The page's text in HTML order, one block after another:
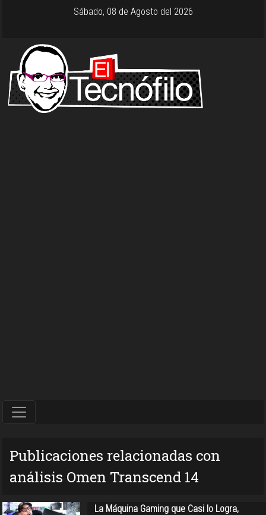
Sábado, 08 de Agosto del 2026
Publicaciones relacionadas con
análisis Omen Transcend 14
La Máquina Gaming que Casi lo Logra,